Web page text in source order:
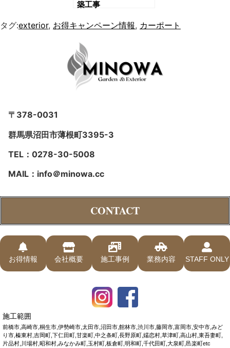
築工事
タグ:exterior, お得キャンペーン情報, カーポート
〒378-0031
群馬県沼田市薄根町3395-3
TEL：0278-30-5008
MAIL：info＠minowa.cc
CONTACT
お得情報 会社概要 施工事例 業務内容 STAFF ONLY
施工範囲
前橋市,高崎市,桐生市,伊勢崎市,太田市,沼田市,館林市,渋川市,藤岡市,富岡市,安中市,みど
り市,榛東村,吉岡町,下仁田町,甘楽町,中之条町,長野原町,嬬恋村,草津町,高山村,東吾妻町,
片品村,川場村,昭和村,みなかみ町,玉村町,板倉町,明和町,千代田町,大泉町,邑楽町etc